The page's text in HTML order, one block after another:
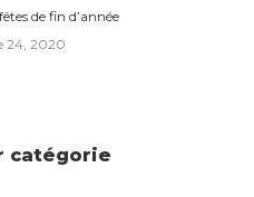
de fin d’année
24, 2020
catégorie